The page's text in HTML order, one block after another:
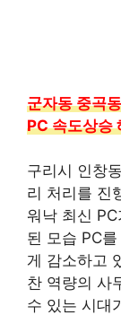
군자동 중곡
PC 속도상승
구리시 인창
리 처리를 진
워낙 최신
된 모습 PC
게 감소하고
찬 역량의 사
수 있는 시대